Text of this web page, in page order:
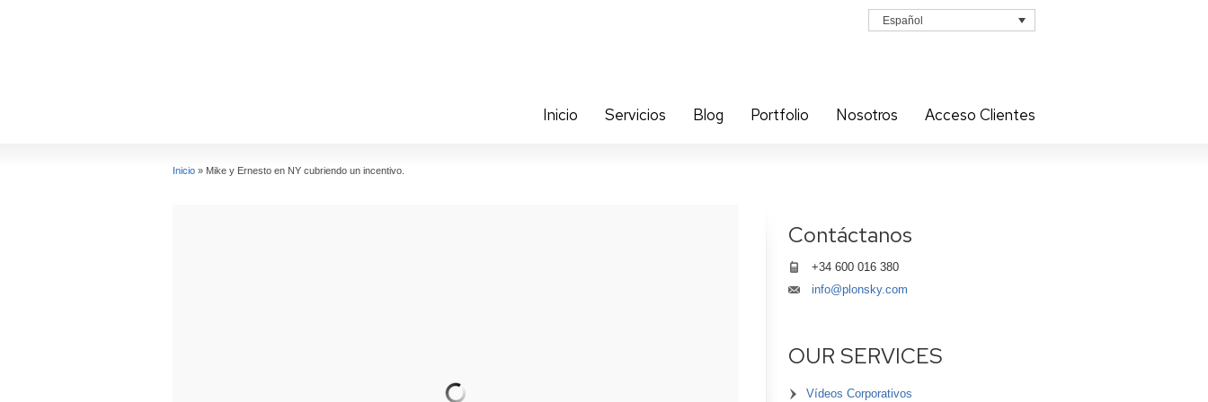
Español
Inicio Servicios Blog Portfolio Nosotros Acceso Clientes
Inicio » Mike y Ernesto en NY cubriendo un incentivo.
Contáctanos
+34 600 016 380
info@plonsky.com
OUR SERVICES
Vídeos Corporativos